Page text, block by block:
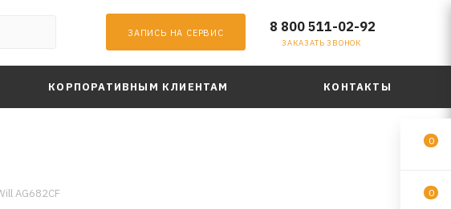
ЗАПИСЬ НА СЕРВИС 8 800 511-02-92
ЗАКАЗАТЬ ЗВОНОК
КОРПОРАТИВНЫМ КЛИЕНТАМ КОНТАКТЫ
AG682CF
0
0